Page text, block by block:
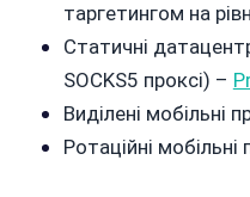
таргетингом на
Статичні
SOCKS5 проксі) –
Виділені мобільні
Ротаційні мобільні